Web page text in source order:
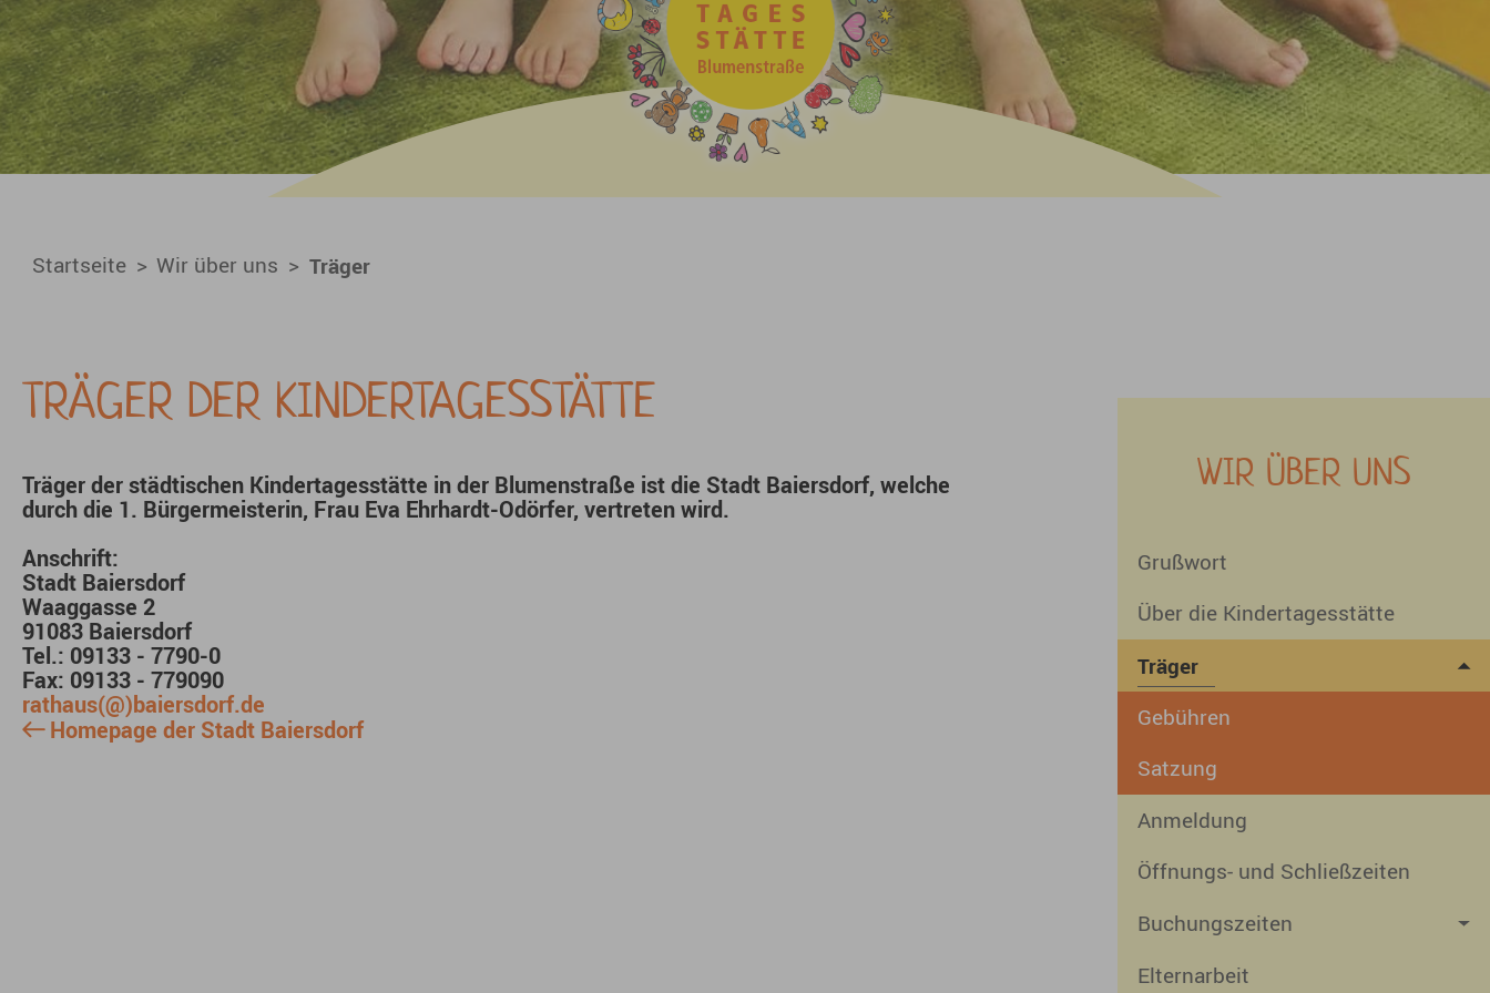
Startseite Wir über uns Träger
TRÄGER DER KINDERTAGESSTÄTTE
Träger der städtischen Kindertagesstätte in der Blumenstraße ist die Stadt Baiersdorf, welche
durch die 1. Bürgermeisterin, Frau Eva Ehrhardt-Odörfer, vertreten wird.
Anschrift:
Stadt Baiersdorf
Waaggasse 2
91083 Baiersdorf
Tel.: 09133 - 7790-0
Fax: 09133 - 779090
rathaus(@)baiersdorf.de
Homepage der Stadt Baiersdorf
WIR ÜBER UNS
Grußwort
Über die Kindertagesstätte
Träger
Gebühren
Satzung
Anmeldung
Öffnungs- und Schließzeiten
Buchungszeiten
Elternarbeit